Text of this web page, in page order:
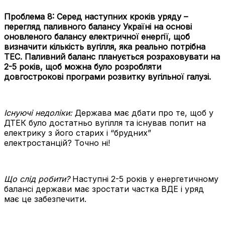
Проблема 8: Серед наступних кроків уряду –
перегляд паливного балансу Україні на основі
оновленого балансу електричної енергії, щоб
визначити кількість вугілля, яка реально потрібна
ТЕС. Паливний баланс планується розраховувати на
2-5 років, щоб можна було розробляти
довгострокові програми розвитку вугільної галузі.
Існуючі недоліки: Держава має дбати про те, щоб у
ДТЕК було достатньо вугілля та існував попит на
електрику з його старих і “брудних”
електростанцій? Точно ні!
Що слід робити? Наступні 2-5 років у енергетичному
балансі держави має зростати частка ВДЕ і уряд
має це забезпечити.